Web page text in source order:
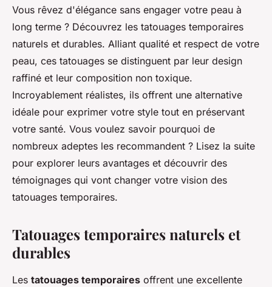
Tatouages temporaires
naturels et durables : qualité
et élégance
Louane •10 août 2024•3 min de lecture
Vous rêvez d'élégance sans engager votre peau à
long terme ? Découvrez les tatouages temporaires
naturels et durables. Alliant qualité et respect de votre
peau, ces tatouages se distinguent par leur design
raffiné et leur composition non toxique.
Incroyablement réalistes, ils offrent une alternative
idéale pour exprimer votre style tout en préservant
votre santé. Vous voulez savoir pourquoi de
nombreux adeptes les recommandent ? Lisez la suite
pour explorer leurs avantages et découvrir des
témoignages qui vont changer votre vision des
tatouages temporaires.
Tatouages temporaires naturels et
durables
Les tatouages temporaires offrent une excellente